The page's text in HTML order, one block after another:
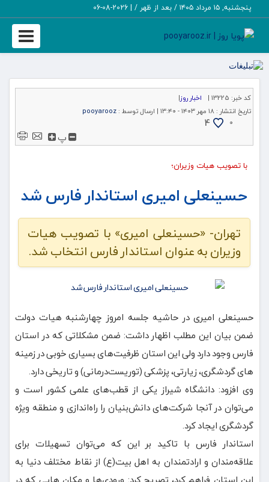
پنجشنبه, ۱۵ مرداد ۱۴۰۵ / بعد از ظهر / |
2026-08-06
Toggle
کد خبر: 13225 | اخبار روز|
تاریخ انتشار : ۱۸ مهر ۱۴۰۳ - ۱۳:۴۰ | ارسال توسط : pooyarooz
۰
4
پ
با تصویب هیات وزیران؛
حسینعلی امیری استاندار فارس شد
تهران- «حسینعلی امیری» با تصویب هیات
وزیران به‌ عنوان استاندار فارس انتخاب شد.
حسینعلی امیری در حاشیه جلسه امروز چهارشنبه هیات دولت
ضمن بیان این مطلب اظهار داشت: ضمن مشکلاتی که در استان
فارس وجود دارد ولی این استان ظرفیت‌های بسیاری خوبی در زمینه
های گردشگری، زیارتی، پزشکی (توریست‌درمانی) و تاریخی دارد.
وی افزود: دانشگاه شیراز یکی از قطب‌های علمی کشور است و
می‌توان در آنجا شرکت‌های دانش‌بنیان را راه‌اندازی و منطقه ویژه
گردشگری ایجاد کرد.
استاندار فارس با تاکید بر این که می‌توان تسهیلات برای
علاقه‌مندان و ارادتمندان به اهل بیت(ع) از نقاط مختلف دنیا به